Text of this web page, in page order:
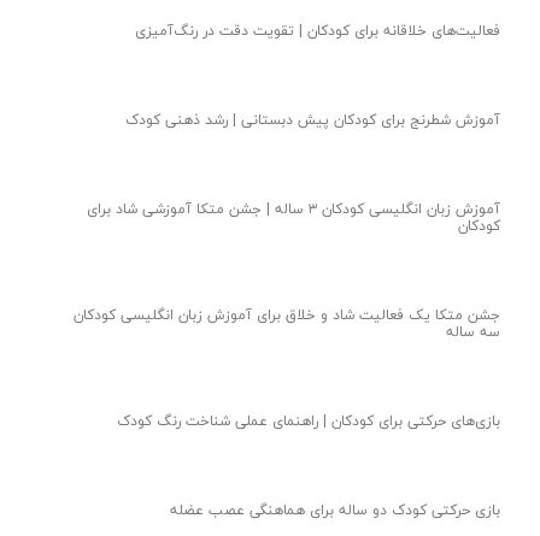
فعالیت‌های خلاقانه برای کودکان | تقویت دقت در رنگ‌آمیزی
آموزش شطرنج برای کودکان پیش دبستانی | رشد ذهنی کودک
آموزش زبان انگلیسی کودکان ۳ ساله | جشن متکا‌ آموزشی شاد برای
کودکان
جشن متکا یک فعالیت شاد و خلاق برای آموزش زبان انگلیسی کودکان
سه ساله
بازی‌های حرکتی برای کودکان | راهنمای عملی شناخت رنگ کودک
بازی حرکتی کودک دو ساله برای هماهنگی عصب عضله